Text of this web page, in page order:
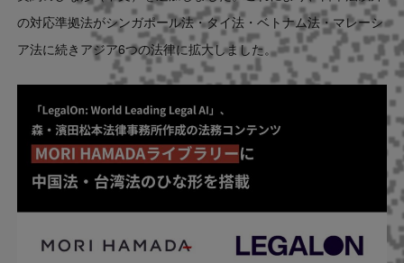
の対応準拠法がシンガポール法・タイ法・ベトナム法・マレーシ
ア法に続きアジア6つの法律に拡大しました。